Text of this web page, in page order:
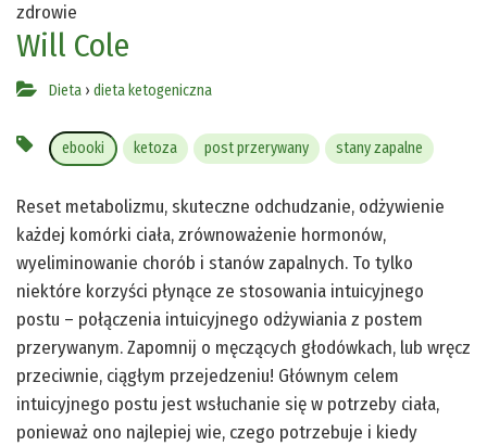
zdrowie
Will Cole
Dieta › dieta ketogeniczna
ebooki ketoza post przerywany stany zapalne
Reset metabolizmu, skuteczne odchudzanie, odżywienie
każdej komórki ciała, zrównoważenie hormonów,
wyeliminowanie chorób i stanów zapalnych. To tylko
niektóre korzyści płynące ze stosowania intuicyjnego
postu – połączenia intuicyjnego odżywiania z postem
przerywanym. Zapomnij o męczących głodówkach, lub wręcz
przeciwnie, ciągłym przejedzeniu! Głównym celem
intuicyjnego postu jest wsłuchanie się w potrzeby ciała,
ponieważ ono najlepiej wie, czego potrzebuje i kiedy